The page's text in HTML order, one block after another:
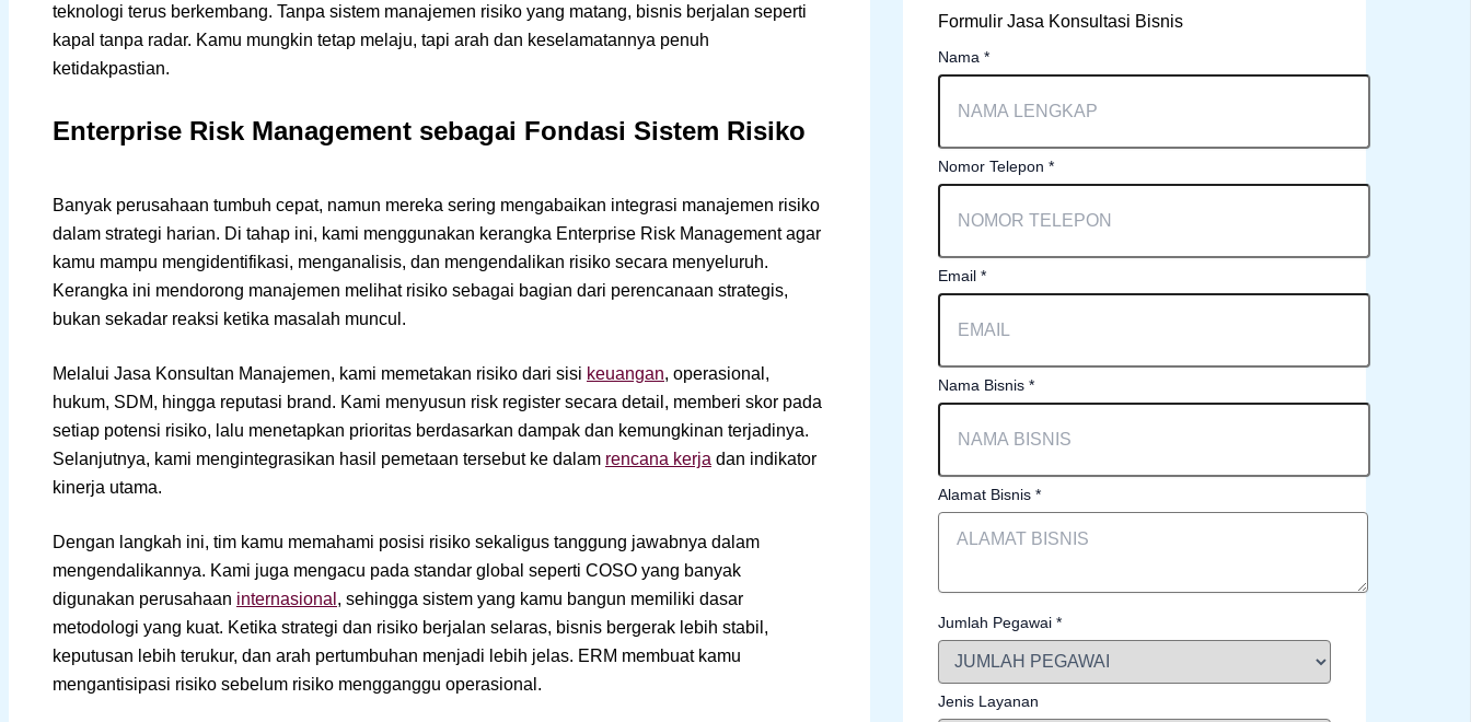
teknologi terus berkembang. Tanpa sistem manajemen risiko yang matang, bisnis berjalan seperti
kapal tanpa radar. Kamu mungkin tetap melaju, tapi arah dan keselamatannya penuh
ketidakpastian.
Enterprise Risk Management sebagai Fondasi Sistem Risiko
Banyak perusahaan tumbuh cepat, namun mereka sering mengabaikan integrasi manajemen risiko
dalam strategi harian. Di tahap ini, kami menggunakan kerangka Enterprise Risk Management agar
kamu mampu mengidentifikasi, menganalisis, dan mengendalikan risiko secara menyeluruh.
Kerangka ini mendorong manajemen melihat risiko sebagai bagian dari perencanaan strategis,
bukan sekadar reaksi ketika masalah muncul.
Melalui Jasa Konsultan Manajemen, kami memetakan risiko dari sisi keuangan, operasional,
hukum, SDM, hingga reputasi brand. Kami menyusun risk register secara detail, memberi skor pada
setiap potensi risiko, lalu menetapkan prioritas berdasarkan dampak dan kemungkinan terjadinya.
Selanjutnya, kami mengintegrasikan hasil pemetaan tersebut ke dalam rencana kerja dan indikator
kinerja utama.
Dengan langkah ini, tim kamu memahami posisi risiko sekaligus tanggung jawabnya dalam
mengendalikannya. Kami juga mengacu pada standar global seperti COSO yang banyak
digunakan perusahaan internasional , sehingga sistem yang kamu bangun memiliki dasar
metodologi yang kuat. Ketika strategi dan risiko berjalan selaras, bisnis bergerak lebih stabil,
keputusan lebih terukur, dan arah pertumbuhan menjadi lebih jelas. ERM membuat kamu
mengantisipasi risiko sebelum risiko mengganggu operasional.
Formulir Jasa Konsultasi Bisnis
Nama *
Nomor Telepon *
Email *
Nama Bisnis *
Alamat Bisnis *
Jumlah Pegawai *
Jenis Layanan